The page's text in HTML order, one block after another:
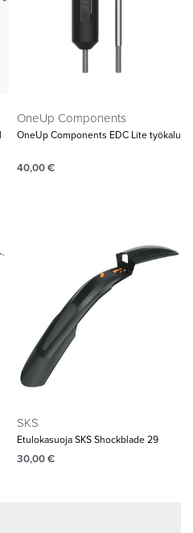
OneUp Components
OneUp Components EDC Lite työkalu
40,00€
SKS
Etulokasuoja SKS Shockblade 29
30,00€